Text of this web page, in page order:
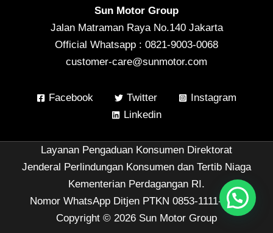
Sun Motor Group
Jalan Matraman Raya No.140 Jakarta
Official Whatsapp : 0821-9003-0068
customer-care@sunmotor.com
Facebook Twitter
Instagram
Linkedin
Layanan Pengaduan Konsumen Direktorat
Jenderal Perlindungan Konsumen dan Tertib Niaga
Kementerian Perdagangan RI.
Nomor WhatsApp Ditjen PTKN 0853-1111-1010
Copyright © 2026 Sun Motor Group